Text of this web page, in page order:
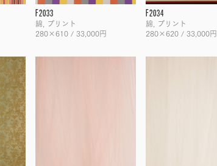
F2033
綿, プリント
280×610 / 33,000円
F2034
綿, プリント
280×620 / 33,000円